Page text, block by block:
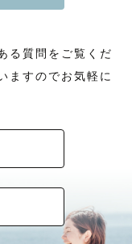
る質問をご覧くだ
ますのでお気軽に